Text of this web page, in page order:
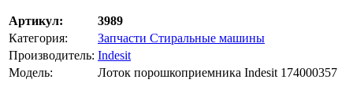
Артикул:
3989
Категория:
Запчасти Стиральные машины
Производитель: Indesit
Модель:
Лоток порошкоприемника Indesit 174000357